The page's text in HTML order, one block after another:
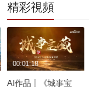
精彩視頻
AI作品丨《城事宝
00:01:18